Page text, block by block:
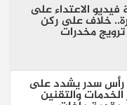
الاعتداء على
خلاف على ركن
مخدرات
رأس سدر يشدد على
الخدمات والتقنين